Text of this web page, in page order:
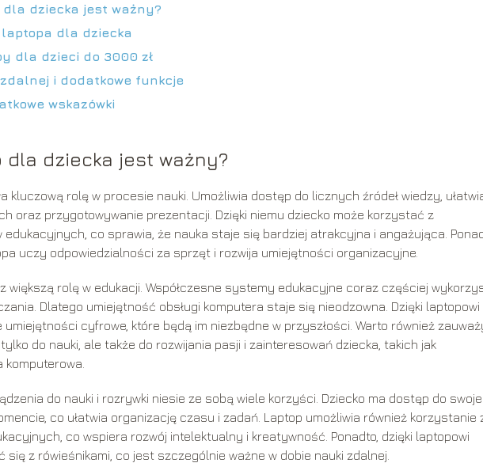
dziecka jest ważny?
dla dziecka
dla dzieci do 3000 zł
i dodatkowe funkcje
wskazówki
dla dziecka jest ważny?
kluczową rolę w procesie nauki. Umożliwia dostęp do licznych źródeł wiedzy,
oraz przygotowywanie prezentacji. Dzięki niemu dziecko może korzystać z
edukacyjnych, co sprawia, że nauka staje się bardziej atrakcyjna i angażująca.
uczy odpowiedzialności za sprzęt i rozwija umiejętności organizacyjne.
większą rolę w edukacji. Współczesne systemy edukacyjne coraz częściej
Dlatego umiejętność obsługi komputera staje się nieodzowna. Dzięki laptopowi
cyfrowe, które będą im niezbędne w przyszłości. Warto również
do nauki, ale także do rozwijania pasji i zainteresowań dziecka, takich jak
do nauki i rozrywki niesie ze sobą wiele korzyści. Dziecko ma dostęp do
co ułatwia organizację czasu i zadań. Laptop umożliwia również korzystanie
co wspiera rozwój intelektualny i kreatywność. Ponadto, dzięki laptopowi
się z rówieśnikami, co jest szczególnie ważne w dobie nauki zdalnej.